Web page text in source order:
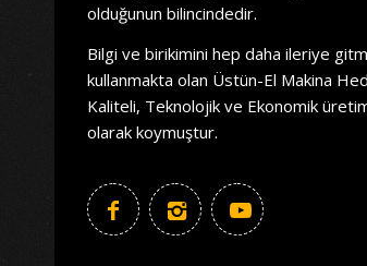
olduğunun bilincindedir.
Bilgi ve birikimini hep daha ileriye
kullanmakta olan Üstün-El Makina
Kaliteli, Teknolojik ve Ekonomik
olarak koymuştur.